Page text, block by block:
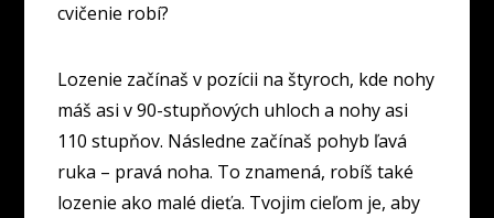
cvičenie robí?
Lozenie začínaš v pozícii na štyroch, kde nohy
máš asi v 90-stupňových uhloch a nohy asi
110 stupňov. Následne začínaš pohyb ľavá
ruka – pravá noha. To znamená, robíš také
lozenie ako malé dieťa. Tvojim cieľom je, aby